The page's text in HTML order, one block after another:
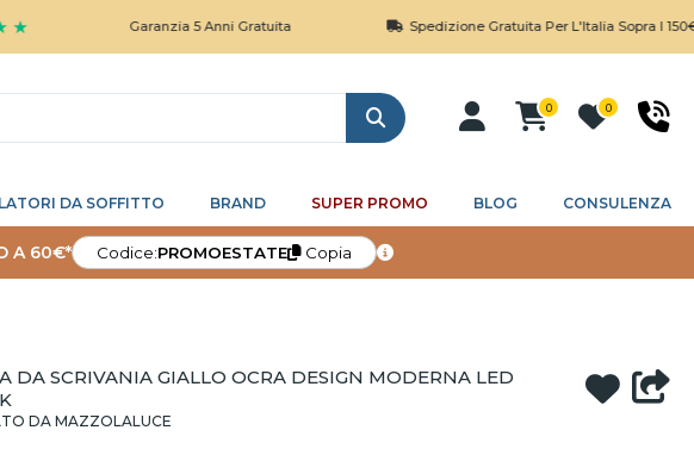
Garanzia 5 Anni Gratuita Spedizione Gratuita Per L'Italia Sopra I 150€
Cerca
0 0
DA SOFFITTO BRAND SUPER PROMO BLOG CONSULENZA
A 60€* Codice:PROMOESTATE Copia
DA SCRIVANIA GIALLO OCRA DESIGN MODERNA LED
DA MAZZOLALUCE